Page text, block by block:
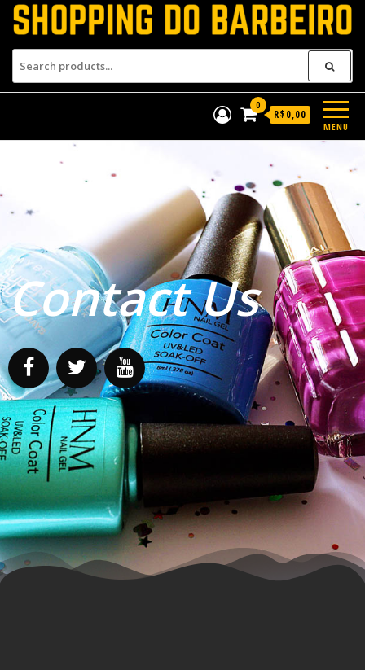
Shopping do BarbeiroProdutos para barbeiros e
MENU
0
R$0,00
Contact Us